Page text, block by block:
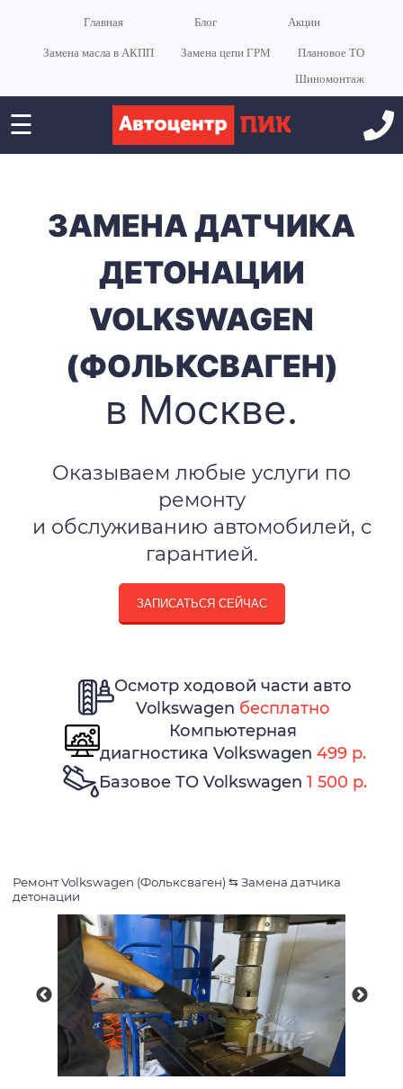
Главная Блог Акции
Замена масла в АКПП Замена цепи ГРМ
Плановое ТО
Шиномонтаж
☰
ЗАМЕНА ДАТЧИКА
ДЕТОНАЦИИ
VOLKSWAGEN
(ФОЛЬКСВАГЕН)
в Москве.
Оказываем любые услуги по
ремонту
и обслуживанию автомобилей, с
гарантией.
ЗАПИСАТЬСЯ СЕЙЧАС
Осмотр ходовой части авто
Volkswagen бесплатно
Компьютерная
диагностика Volkswagen 499 р.
Базовое ТО Volkswagen 1 500 р.
Ремонт Volkswagen (Фольксваген) ⇆ Замена датчика
детонации